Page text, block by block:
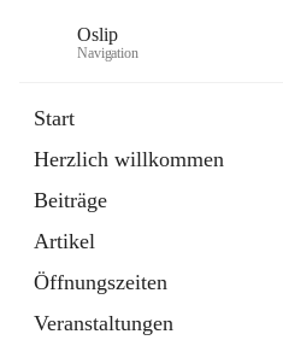
Oslip
Navigation
Start
Herzlich willkommen
Beiträge
Artikel
Öffnungszeiten
Veranstaltungen
Externe Webseite
in
Tab
Bundeskanzleramt Österreich
Externe Webseite
öffnet
in
neuem
Tab